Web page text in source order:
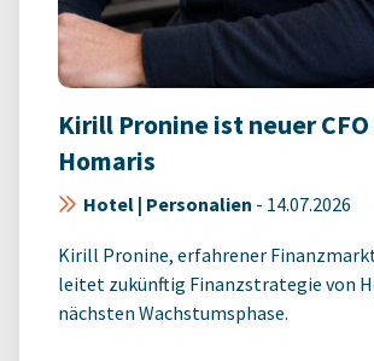
Kirill Pronine ist neuer
Homaris
Hotel | Personalien - 14.07.2026
Kirill Pronine, erfahrener
leitet zukünftig Finanzstrategie von
nächsten Wachstumsphase.